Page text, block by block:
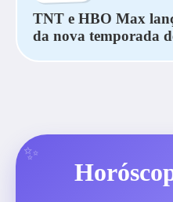
TNT e HBO Max
da nova temporada